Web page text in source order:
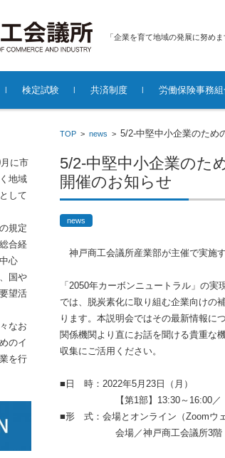
「企業を育て地域の発展に努めま
検定試験 共済制度 労働保険事務
TOP >news >5/2-中堅中小企業のため
5/2-中堅中小企業のた
開催のお知らせ
news
神戸商工会議所産業部が主催で実施
「2050年カーボンニュートラル」の
では、脱炭素化に取り組む企業向けの
ります。本説明会ではその最新情報に
関係機関より直にお話を聞ける貴重な
収集にご活用ください。
■日 時：2022年5月23日（月）
【第1部】13:30～16:00／【第
■形 式：会場とオンライン（Zoomウ
会場／神戸商工会議所3階「
に市
地域
して
規定
合経
心
国や
望活
なお
のイ
を行